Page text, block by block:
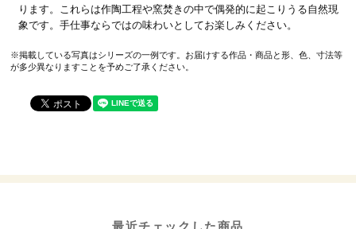
ります。これらは作陶工程や窯焚きの中で偶発的に起こりうる自然現
象です。手仕事ならではの味わいとしてお楽しみください。
※掲載している写真はシリーズの一例です。お届けする作品・商品と形、色、寸法等
が多少異なりますことを予めご了承ください。